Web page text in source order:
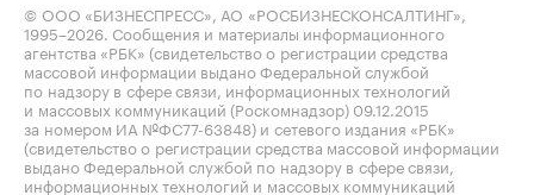
© ООО «БИЗНЕСПРЕСС», АО «РОСБИЗНЕСКОНСАЛТИНГ»,
1995–2026. Сообщения и материалы информационного
агентства «РБК» (свидетельство о регистрации средства
массовой информации выдано Федеральной службой
по надзору в сфере связи, информационных технологий
и массовых коммуникаций (Роскомнадзор) 09.12.2015
за номером ИА №ФС77-63848) и сетевого издания «РБК»
(свидетельство о регистрации средства массовой информации
выдано Федеральной службой по надзору в сфере связи,
информационных технологий и массовых коммуникаций